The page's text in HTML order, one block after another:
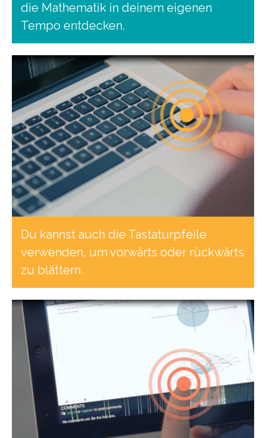
die Mathematik in deinem eigenen
Tempo entdecken.
Du kannst auch die Tastaturpfeile
verwenden, um vorwärts oder rückwärts
zu blättern.